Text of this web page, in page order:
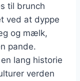
til brunch
ved at dyppe
og mælk,
pande.
lang historie
verden